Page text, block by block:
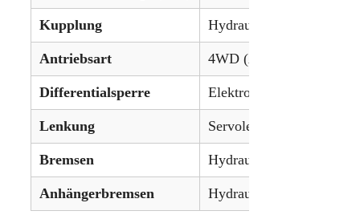
Kupplung Hydraulische
Antriebsart 4WD (Allradantrieb)
Differentialsperre Elektrohydraulisch
Lenkung Servolenkung
Bremsen Hydraulische
Anhängerbremsen Hydraulisch (optional)